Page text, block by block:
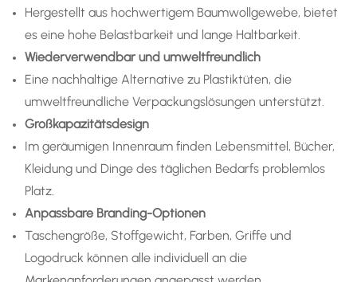
Hergestellt aus hochwertigem Baumwollgewebe, bietet
es eine hohe Belastbarkeit und lange Haltbarkeit.
Wiederverwendbar und umweltfreundlich
Eine nachhaltige Alternative zu Plastiktüten, die
umweltfreundliche Verpackungslösungen unterstützt.
Großkapazitätsdesign
Im geräumigen Innenraum finden Lebensmittel, Bücher,
Kleidung und Dinge des täglichen Bedarfs problemlos
Platz.
Anpassbare Branding-Optionen
Taschengröße, Stoffgewicht, Farben, Griffe und
Logodruck können alle individuell an die